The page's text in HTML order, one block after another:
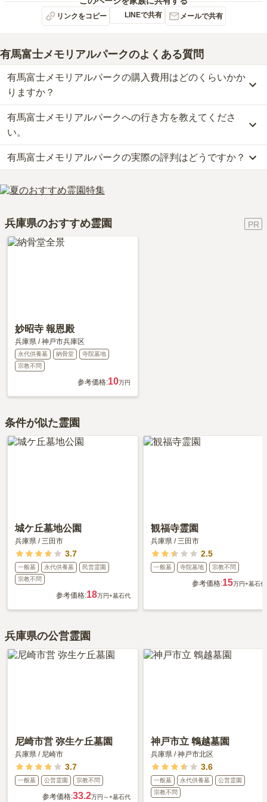
リンクをコピー LINEで共有 メールで共有
有馬富士メモリアルパークのよくある質問
有馬富士メモリアルパークの購入費用はどのくらいかか
りますか？
有馬富士メモリアルパークでは、一般墓が約25万円(墓石代別)から
お求めいただけます。
なお、有馬富士メモリアルパークがある兵庫県の相場は、一般墓が
約85万円（墓石代別途）です。
お墓は、価格が高いものがよい、安いものが悪い、という訳ではあ
りません。大切なのは、ご家族が心から納得し、安心してお参りで
きる場所を選ぶことです。
有馬富士メモリアルパークへの行き方を教えてくださ
い。
公共交通機関の場合、JR宝塚線「三田駅」からタクシーで約10
分・神姫バスに乗車、「三仏山バス停」下車徒歩約3分です。
車の場合、中国自動車道「神戸三田インター」から車で約18分で
す。
確認ください。
有馬富士メモリアルパークの実際の評判はどうですか？
当サイトに寄せられた総合評価は、2.9点です。
利用者様からは「食事ができる施設は併設されていません。お供え
購入可能です、」といったお声をいただいております。
兵庫県のおすすめ霊園
妙昭寺 報恩殿
兵庫県 /神戸市兵庫区
永代供養墓 納骨堂
寺院墓地
宗教不問
参考価格:10万円
条件が似た霊園
城ケ丘墓地公園
兵庫県 /三田市
3.7
一般墓 永代供養墓
民営霊園
宗教不問
参考価格:18万円+墓石代
観福寺霊園
兵庫県 /三田市
2.5
一般墓 寺院墓地 宗教不問
参考価格:15万円+墓石代
兵庫県の公営霊園
尼崎市営 弥生ケ丘墓園
兵庫県 / 尼崎市
3.7
一般墓 公営霊園 宗教不問
参考価格:33.2万円～+墓石代
神戸市立 鵯越墓園
兵庫県 /神戸市北区
3.6
一般墓 永代供養墓
公営霊園
宗教不問